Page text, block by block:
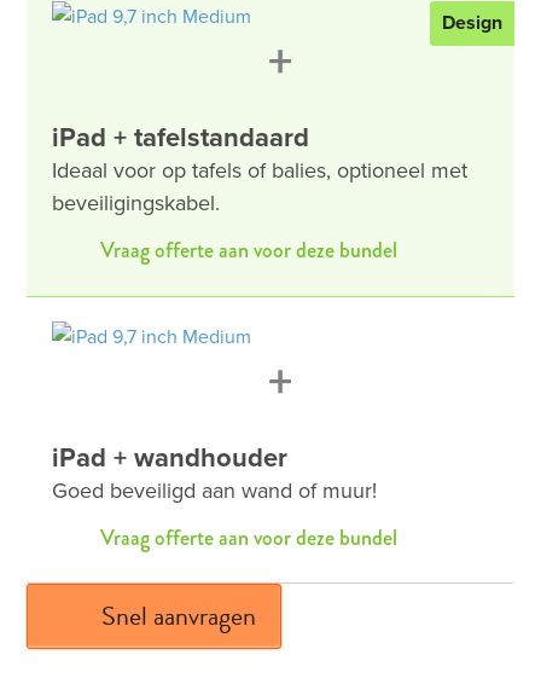
+
iPad + tafelstandaard
Ideaal voor op tafels of balies, optioneel met
beveiligingskabel.
Design
Vraag offerte aan voor deze bundel
+
iPad + wandhouder
Goed beveiligd aan wand of muur!
Vraag offerte aan voor deze bundel
Snel aanvragen